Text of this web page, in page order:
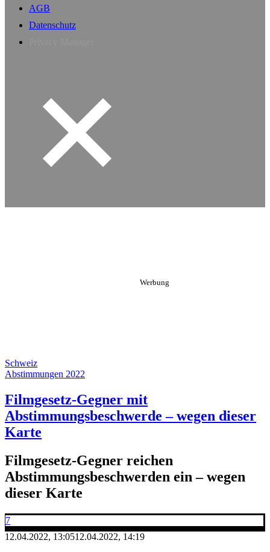
AGB
Datenschutz
Schweiz
Abstimmungen 2022
Filmgesetz-Gegner mit
Abstimmungsbeschwerde – wegen dieser
Karte
Filmgesetz-Gegner reichen
Abstimmungsbeschwerden ein – wegen
dieser Karte
7
12.04.2022, 13:0512.04.2022, 14:19